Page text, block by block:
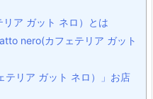
ア ガット ネロ）とは
nero(カフェテリア ガット
リア ガット ネロ）」お店